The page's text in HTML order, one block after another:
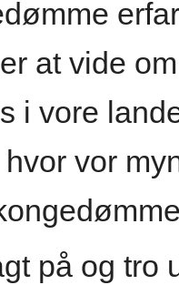
at vide
i vore
vor
på og tro